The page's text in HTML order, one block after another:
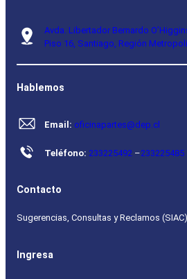
Avda. Libertador Bernardo
Piso 16, Santiago, Región
Hablemos
Email: oficinapartes@dep.cl
Teléfono: 233225492 –233225485
Contacto
Sugerencias, Consultas y Reclamos (SIAC)
Ingresa